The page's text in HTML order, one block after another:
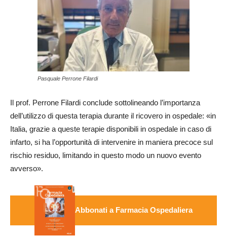
Pasquale Perrone Filardi
Il prof. Perrone Filardi conclude sottolineando l’importanza
dell’utilizzo di questa terapia durante il ricovero in ospedale: «in
Italia, grazie a queste terapie disponibili in ospedale in caso di
infarto, si ha l’opportunità di intervenire in maniera precoce sul
rischio residuo, limitando in questo modo un nuovo evento
avverso».
Abbonati a Farmacia Ospedaliera